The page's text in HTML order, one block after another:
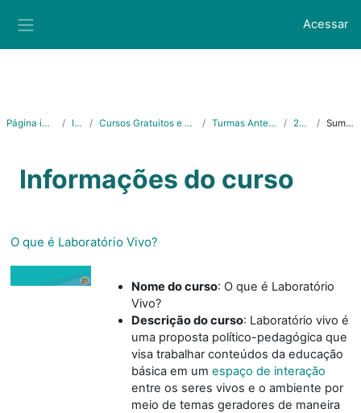
Acessar
Página inicial Ifes Cursos Gratuitos e Abertos Turmas Anteriores 2023 Sumário
Informações do curso
O que é Laboratório Vivo?
Nome do curso: O que é Laboratório
Vivo?
Descrição do curso: Laboratório vivo é
uma proposta político-pedagógica que
visa trabalhar conteúdos da educação
básica em um espaço de interação
entre os seres vivos e o ambiente por
meio de temas geradores de maneira